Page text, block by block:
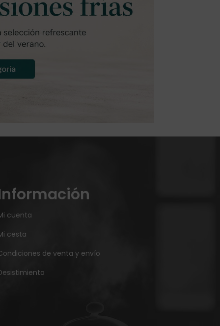
cuenta
cesta
de venta y envío